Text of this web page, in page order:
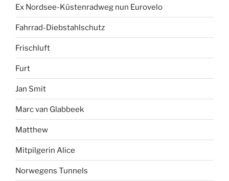
Ex Nordsee-Küstenradweg nun Eurovelo
Fahrrad-Diebstahlschutz
Frischluft
Furt
Jan Smit
Marc van Glabbeek
Matthew
Mitpilgerin Alice
Norwegens Tunnels